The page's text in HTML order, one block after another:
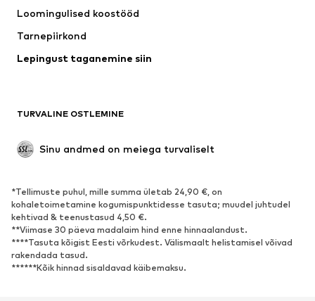
Pesu
Mantlid
Sündmused
JALANÕUD
Uus
Vabaaja jalanõud
Pahkluusaapad
Kontsasaapad ja -kingad
Saapad
Loomingulised koostööd
Tarnepiirkond
Lepingust taganemine siin
TURVALINE OSTLEMINE
Sinu andmed on meiega turvaliselt
*Tellimuste puhul, mille summa ületab 24,90 €, on
kohaletoimetamine kogumispunktidesse tasuta; muudel juhtudel
kehtivad & teenustasud 4,50 €.
**Viimase 30 päeva madalaim hind enne hinnaalandust.
****Tasuta kõigist Eesti võrkudest. Välismaalt helistamisel võivad
rakendada tasud.
******Kõik hinnad sisaldavad käibemaksu.